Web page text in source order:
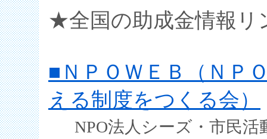
★全国の助成金情報
■ＮＰＯＷＥＢ（ＮＰ
える制度をつくる会）
NPO法人シーズ・市民